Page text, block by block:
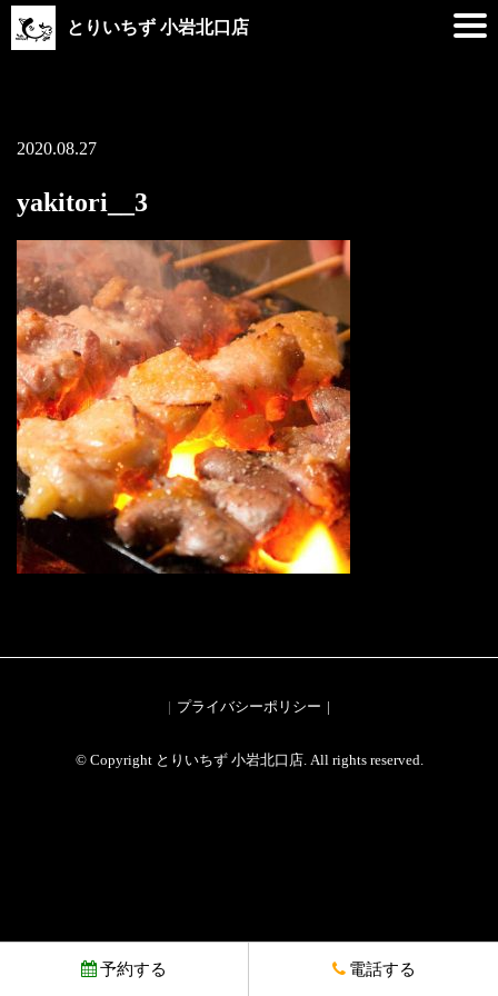
とりいちず 小岩北口店
2020.08.27
yakitori__3
プライバシーポリシー
© Copyright とりいちず 小岩北口店. All rights reserved.
予約する 電話する